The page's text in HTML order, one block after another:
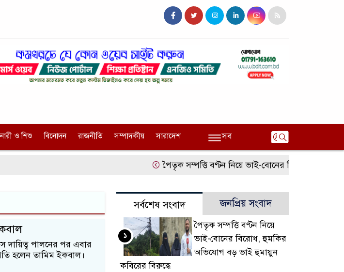
নারী ও শিশু বিনোদন রাজনীতি সম্পাদকীয় সারাদেশ সব
পৈতৃক সম্পত্তি বণ্টন নিয়ে ভাই-বোনের বিরোধ, হুমকির
দায়িত্ব পালনের পর এবার
হলেন তামিম ইকবাল।
সর্বশেষ সংবাদ জনপ্রিয় সংবাদ
পৈতৃক সম্পত্তি বণ্টন নিয়ে
ভাই-বোনের বিরোধ, হুমকির
অভিযোগ বড় ভাই হুমায়ুন
কবিরের বিরুদ্ধে
১